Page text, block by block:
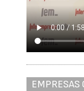
EMPRESAS